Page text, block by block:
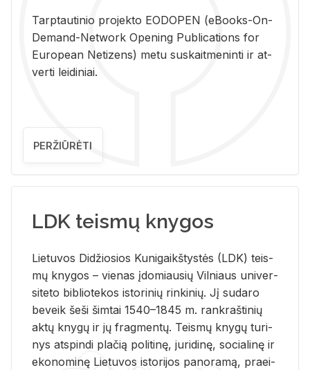
Tarp­tau­ti­nio pro­jek­to EO­DO­PEN (eBo­oks-On-
De­mand-Ne­twork Ope­ning Pub­li­ca­tions for
Eu­ro­pe­an Ne­ti­zens) metu su­skait­me­nin­ti ir at­
ver­ti lei­di­niai.
PERŽIŪRĖTI
LDK teismų knygos
Lie­tu­vos Di­džio­sios Ku­ni­gaikš­tys­tės (LDK) teis­
mų kny­gos – vie­nas įdo­miau­sių Vil­niaus uni­ver­
si­te­to bi­b­lio­te­kos is­to­ri­nių rin­ki­nių. Jį su­da­ro
be­veik šeši šim­tai 1540–1845 m. rank­raš­ti­nių
aktų kny­gų ir jų frag­men­tų. Teis­mų kny­gų tu­ri­
nys at­spin­di pla­čią po­li­ti­nę, ju­ri­di­nę, so­cia­li­nę ir
eko­no­mi­nę Lie­tu­vos is­to­ri­jos pa­no­ra­mą, pra­ei­